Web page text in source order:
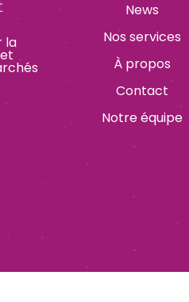
la
News
Nos services
À propos
Contact
Notre équipe